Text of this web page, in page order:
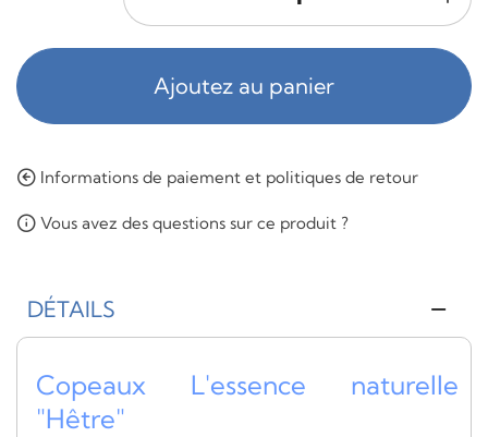
Ajoutez au panier
Informations de paiement et politiques de retour
Vous avez des questions sur ce produit ?
DÉTAILS
Copeaux L'essence naturelle
"Hêtre"